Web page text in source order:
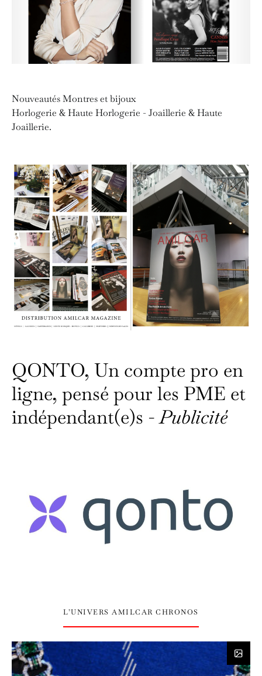
Nouveautés Montres et bijoux
Horlogerie & Haute Horlogerie - Joaillerie & Haute
Joaillerie.
QONTO, Un compte pro en
ligne, pensé pour les PME et
indépendant(e)s -Publicité
L’UNIVERS AMILCAR CHRONOS